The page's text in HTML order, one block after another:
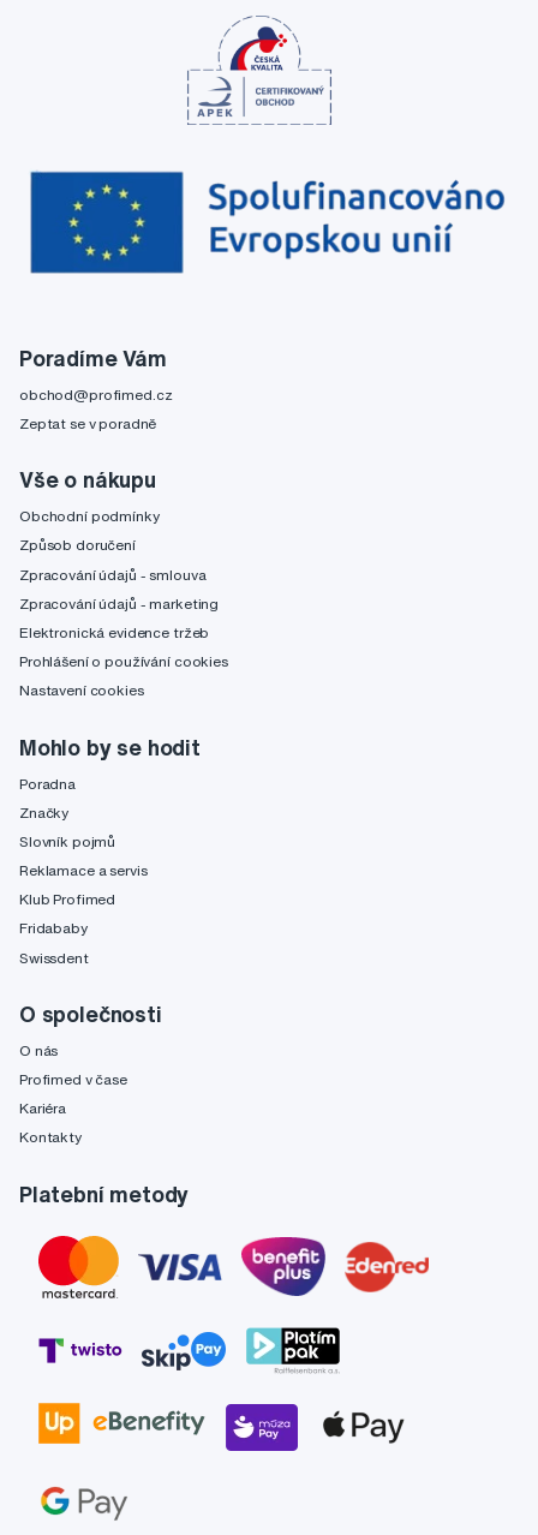
Poradíme Vám
obchod@profimed.cz
Zeptat se v poradně
Vše o nákupu
Obchodní podmínky
Způsob doručení
Zpracování údajů - smlouva
Zpracování údajů - marketing
Elektronická evidence tržeb
Prohlášení o používání cookies
Nastavení cookies
Mohlo by se hodit
Poradna
Značky
Slovník pojmů
Reklamace a servis
Klub Profimed
Fridababy
Swissdent
O společnosti
O nás
Profimed v čase
Kariéra
Kontakty
Platební metody